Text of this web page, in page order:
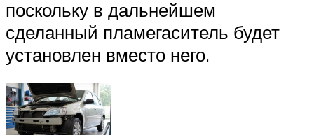
поскольку в дальнейшем
сделанный пламегаситель будет
установлен вместо него.